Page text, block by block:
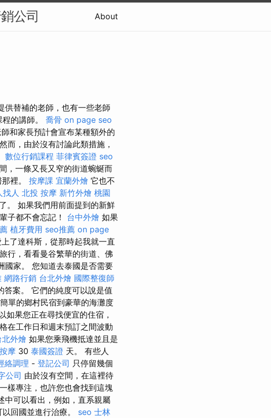
公司 About
供替補的老師，也有一些老師
的講師。 喬骨 on page seo
和家長預計會宣布某種額外的
然而，由於沒有討論此類措施，
數位行銷課程 菲律賓簽證 seo
，一條又長又窄的街道蜿蜒而
裡。 按摩課 宜蘭外燴 它也不
找人 北投 按摩 新竹外燴 桃園
。 如果我們用前面提到的新鮮
子都不會忘記！ 台中外燴 如果
植牙費用 seo推薦 on page
了達科斯，從那時起我就一直
行，看看曼谷繁華的街道、佛
國家。 您知道去泰國是否需要
網路行銷 台北外燴 國際整復師
答案。 它們的純度可以說是值
單的鄉村民宿到豪華的海灘度
如果您正在尋找便宜的住宿，
在工作日和週末預訂之間波動
北外燴 如果您乘飛機抵達並且是
摩 30 泰國簽證 天。 有些人
絡調理 - 登記公司 只停留幾個
公司 由於沒有空間，在這裡待
樣專注，也許您也會找到這塊
中可以看出，例如，直系親屬
回國並進行治療。 seo 士林